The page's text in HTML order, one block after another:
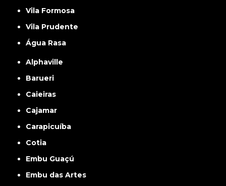
Vila Formosa
Vila Prudente
Água Rasa
Alphaville
Barueri
Caieiras
Cajamar
Carapicuíba
Cotia
Embu Guaçú
Embu das Artes